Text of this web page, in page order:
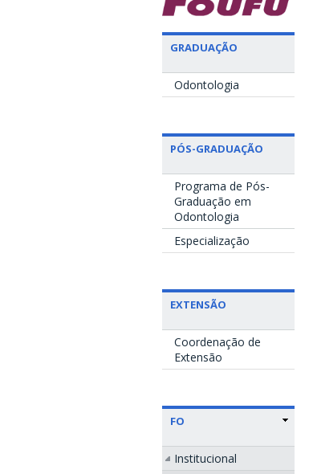
GRADUAÇÃO
Odontologia
PÓS-GRADUAÇÃO
Programa de Pós-
Graduação em
Odontologia
Especialização
EXTENSÃO
Coordenação de
Extensão
FO
Institucional